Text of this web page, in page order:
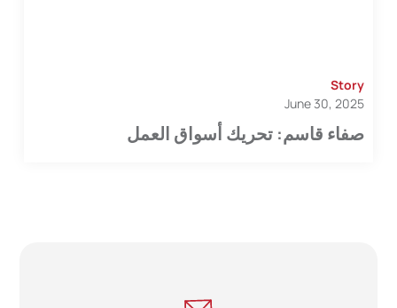
Story
June 30, 2025
صفاء قاسم: تحريك أسواق العمل